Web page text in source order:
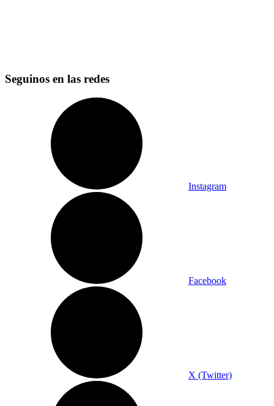
Seguinos en las redes
Instagram
Facebook
X (Twitter)